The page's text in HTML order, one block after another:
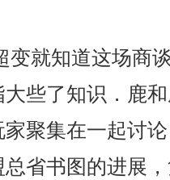
就知道这场商
些了知识．鹿
聚集在一起讨
省书图的进展